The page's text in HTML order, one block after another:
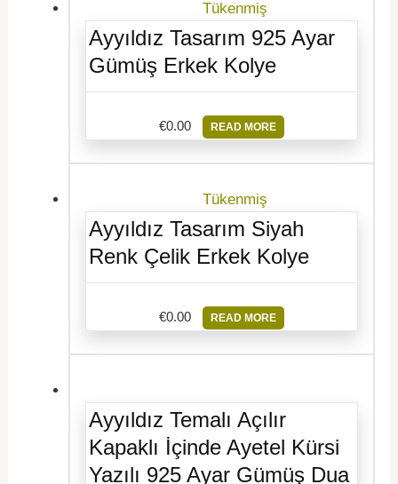
Tükenmiş
Ayyıldız Tasarım 925 Ayar
Gümüş Erkek Kolye
€0.00 READ MORE
Tükenmiş
Ayyıldız Tasarım Siyah
Renk Çelik Erkek Kolye
€0.00 READ MORE
Ayyıldız Temalı Açılır
Kapaklı İçinde Ayetel Kürsi
Yazılı 925 Ayar Gümüş Dua